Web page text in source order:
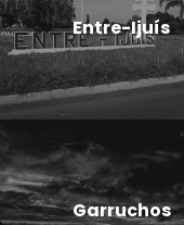
Entre-Ijuís
Garruchos